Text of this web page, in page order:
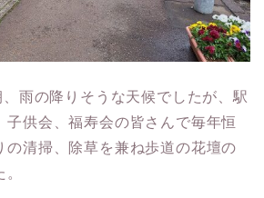
雨の降りそうな天候でしたが、駅
子供会、福寿会の皆さんで毎年恒
の清掃、除草を兼ね歩道の花壇の